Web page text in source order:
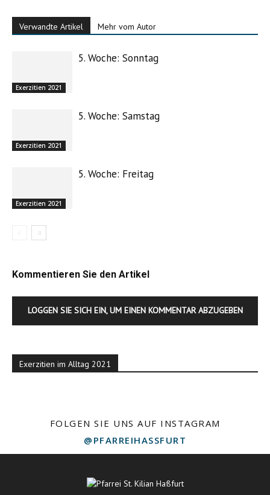
Verwandte Artikel Mehr vom Autor
Exerzitien 2021
5. Woche: Sonntag
Exerzitien 2021
5. Woche: Samstag
Exerzitien 2021
5. Woche: Freitag
Kommentieren Sie den Artikel
LOGGEN SIE SICH EIN, UM EINEN KOMMENTAR ABZUGEBEN
Exerzitien im Alltag 2021
FOLGEN SIE UNS AUF INSTAGRAM
@PFARREIHASSFURT